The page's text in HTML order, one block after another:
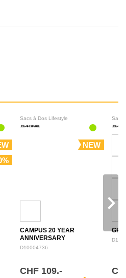
Sacs à Dos Lifestyle
NEW
CAMPUS 20 YEAR
ANNIVERSARY
BACKPACK 28L
D10004736
CHF 109.-
Sacs
navigate_next